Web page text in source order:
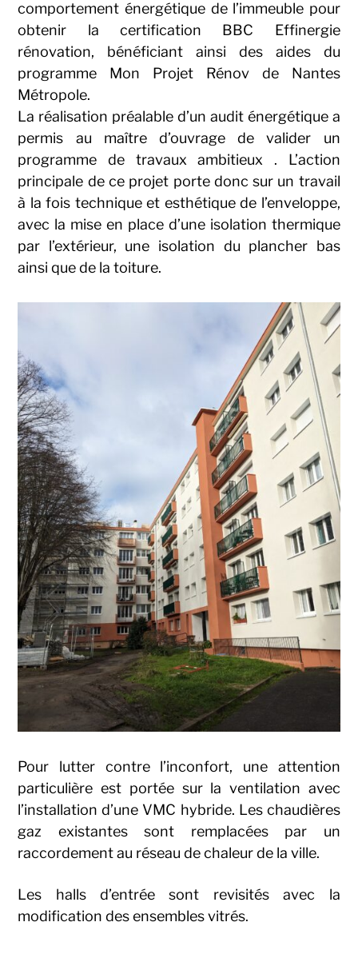
comportement énergétique de l’immeuble pour
obtenir la certification BBC Effinergie
rénovation, bénéficiant ainsi des aides du
programme Mon Projet Rénov de Nantes
Métropole.
La réalisation préalable d’un audit énergétique a
permis au maître d’ouvrage de valider un
programme de travaux ambitieux . L’action
principale de ce projet porte donc sur un travail
à la fois technique et esthétique de l’enveloppe,
avec la mise en place d’une isolation thermique
par l’extérieur, une isolation du plancher bas
ainsi que de la toiture.
Pour lutter contre l’inconfort, une attention
particulière est portée sur la ventilation avec
l’installation d’une VMC hybride. Les chaudières
gaz existantes sont remplacées par un
raccordement au réseau de chaleur de la ville.
Les halls d’entrée sont revisités avec la
modification des ensembles vitrés.